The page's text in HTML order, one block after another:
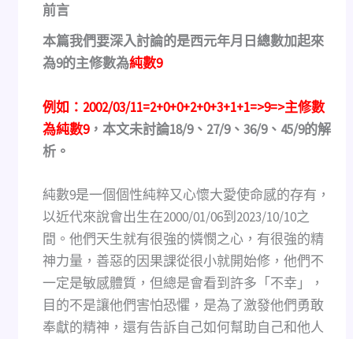
前言
本篇我們要深入討論的是西元年月日總數加起來
為9的主修數為純數9
例如：2002/03/11=2+0+0+2+0+3+1+1=>9=>主修數
為純數9，本文未討論18/9、27/9、36/9、45/9的解
析。
純數9是一個個性純粹又心懷大愛使命感的存有，
以近代來說會出生在2000/01/06到2023/10/10之
間。他們天生就有很強的憐憫之心，有很強的精
神力量，善惡的因果課從很小就開始修，他們不
一定是敏感體質，但總是會看到許多「不幸」，
目的不是讓他們害怕恐懼，是為了激發他們勇敢
奉獻的精神，還有告訴自己如何幫助自己和他人